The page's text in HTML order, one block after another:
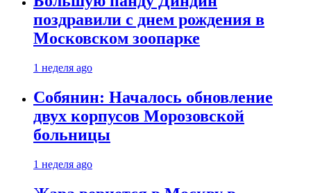
поздравили с днем рождения в
Московском зоопарке
1 неделя ago
Собянин: Началось обновление
двух корпусов Морозовской
больницы
1 неделя ago